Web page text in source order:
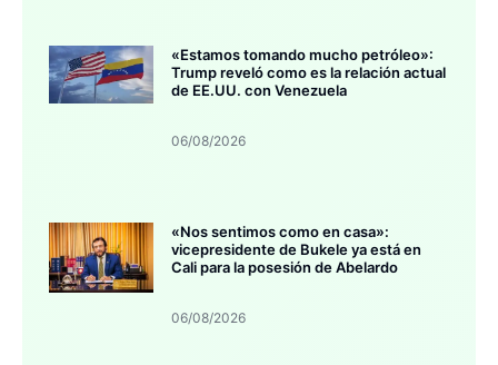
«Estamos tomando mucho petróleo»:
Trump reveló como es la relación actual
de EE.UU. con Venezuela
06/08/2026
«Nos sentimos como en casa»:
vicepresidente de Bukele ya está en
Cali para la posesión de Abelardo
06/08/2026